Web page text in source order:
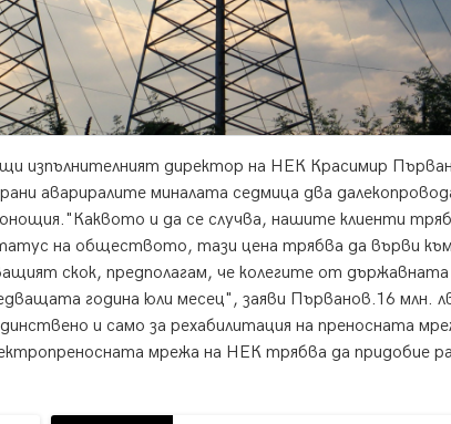
изпълнителният директор на НЕК Красимир
авариралите миналата седмица два
"Каквото и да се случва, нашите клиенти
на обществото, тази цена трябва да върви към
скок, предполагам, че колегите от държавната
година юли месец", заяви Първанов.16 млн.
и само за рехабилитация на преносната
мрежа на НЕК трябва да придобие